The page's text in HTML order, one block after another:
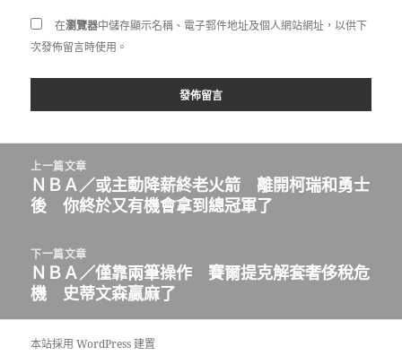
在瀏覽器中儲存顯示名稱、電子郵件地址及個人網站網址，以供下
次發佈留言時使用。
上一篇文章
上
一
文
章:
ＮＢＡ／或主動降薪終老火箭 離開柯瑞和勇士
後 你終於又有機會拿到總冠軍了
下一篇文章
下
一
篇
文
ＮＢＡ／僅靠兩筆操作 賽爾提克解套奢侈稅危
機 史蒂文森贏麻了
本站採用 WordPress 建置